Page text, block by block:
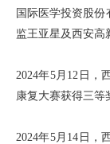
国际医学投资股
监王亚星及西安高
2024年5月12日，
康复大赛获得三等
2024年5月14日，